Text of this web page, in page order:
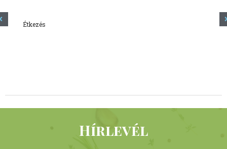
Étkezés
Hírlevél